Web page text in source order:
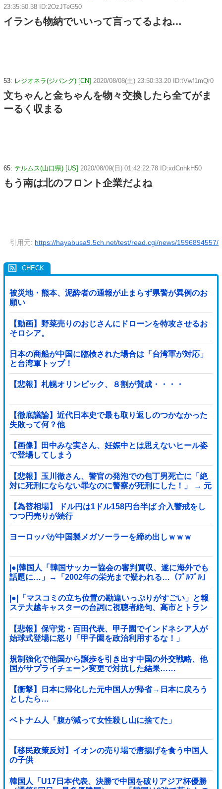
23:35:50.38 ID:2OzJTeG50
イランも物納でいいって言ってるよね…
53: レジオネラ(ジパング) [CN] 2020/08/08(土) 23:50:33.20 ID:tVwf1mQr0
文ちゃんと金ちゃんを物々交換したら全てがま
ーるく収まる
65: テルムス(山口県) [US] 2020/08/09(日) 01:42:22.78 ID:xdCnhkH50
もう南は北のフロント企業だよね
引用元: https://hayabusa9.5ch.net/test/read.cgi/news/1596894557/
被災地・熊本、泥酔者の通報が止まらず県警が異例のお
願い
【動画】野菜売りのおじさんにドローンを特攻させるお
そロシア。
日本の商船が中国に臨検された場合は「台湾軍が対応」
と台湾軍トップ！
【悲報】札幌オリンピック、８割が賛成・・・・
【徹底議論】近代日本史で最も取り返しのつかなかった
失敗って何？他
【画像】田中みな実さん、妊娠中とは思えないヒール姿
で登場してしまう
【悲報】玉川徹さん、警官の発泡での包丁男死亡に「絶
対に死刑にならない罪なのに警察が死刑にした！」 → 元
警官のマジレスがコチラ → ………
【為替相場】 ドル円は1ドル158円台半ば 介入警戒をし
つつ円売りが続行
ヨーロッパが中国製メガソーラーを締め出しｗｗｗ
|●|韓国人「韓国サッカー協会の審判買収、遂に海外でも
話題に…」→「2002年の栄光まで疑われる…（ﾌﾞﾙﾌﾞﾙ」
＝韓国の反応
|●|「マスコミの立ち位置の勘違いっぷりがすごい」と報
ステ大越キャスターの台詞に視聴者絶句、高市とトラン
プを同列視させようという思惑がひしひしと
【悲報】保守党・百田代表、甲子園でインドネシア人が
始球式登場に怒り「甲子園を政治利用するな！」
規制強化で他国から譲歩を引き出す中国の外交戦略、他
国がサプライチェーン変更で対抗した結果……
【衝撃】日本に帰化した元中国人が帰省→日本に戻ろう
としたら…
ベトナム人「腹が減って女性殺し山に捨てた」
【移民政策反対】イオンの売り場で唐揚げを食う中国人
の子供
韓国人「U17日本代表、決勝で中国を破りアジア杯優勝